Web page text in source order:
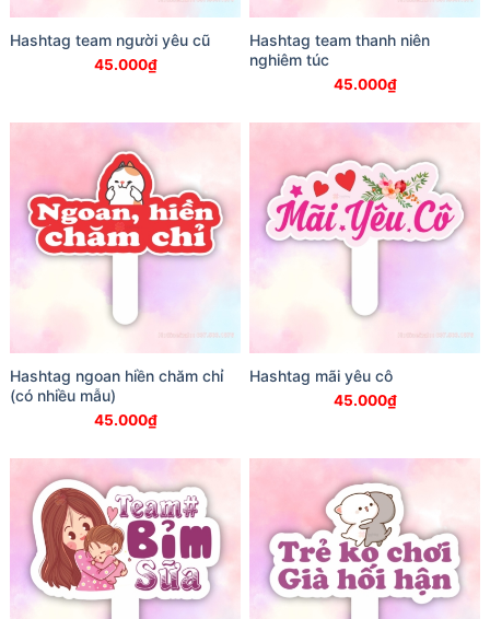
Hashtag team người yêu cũ
45.000₫
Hashtag team thanh niên
nghiêm túc
45.000₫
Hashtag ngoan hiền chăm chỉ
(có nhiều mẫu)
45.000₫
Hashtag mãi yêu cô
45.000₫